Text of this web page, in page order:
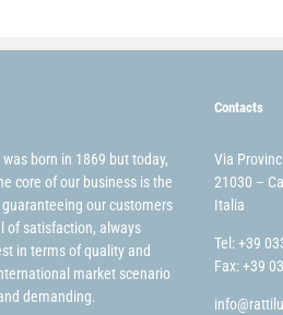
born in 1869 but today,
core of our business is the
our customers
of satisfaction, always
in terms of quality and
market scenario
demanding.
Contacts
Via
21030 –
Italia
Tel: +39
Fax: +39